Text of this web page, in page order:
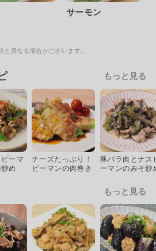
サーモン
異なる場合がございます。
もっと見る
ーマ
め
チーズたっぷり！
ピーマンの肉巻き
豚バラ肉とナス
ーマンのみそ炒
もっと見る